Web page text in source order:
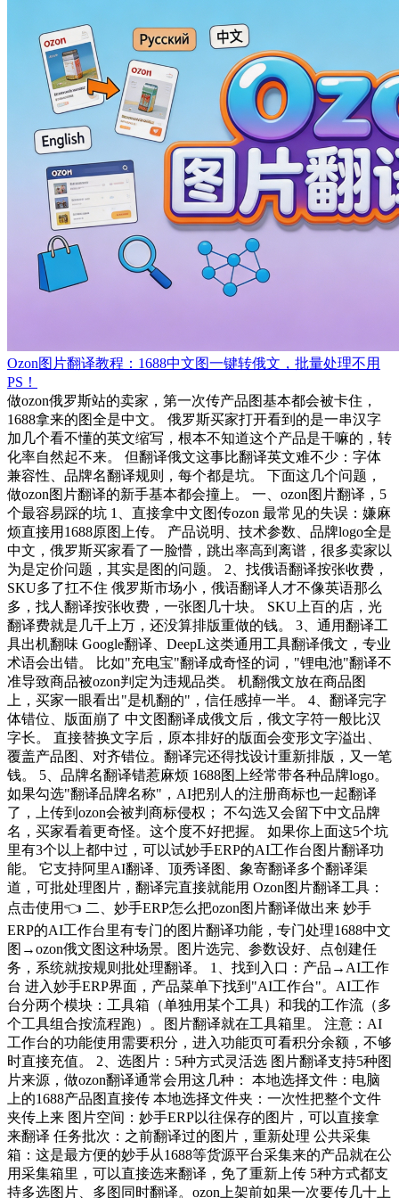
Ozon图片翻译教程：1688中文图一键转俄文，批量处理不用
PS！
做ozon俄罗斯站的卖家，第一次传产品图基本都会被卡住，
1688拿来的图全是中文。 俄罗斯买家打开看到的是一串汉字
加几个看不懂的英文缩写，根本不知道这个产品是干嘛的，转
化率自然起不来。 但翻译俄文这事比翻译英文难不少：字体
兼容性、品牌名翻译规则，每个都是坑。 下面这几个问题，
做ozon图片翻译的新手基本都会撞上。 一、ozon图片翻译，5
个最容易踩的坑 1、直接拿中文图传ozon 最常见的失误：嫌麻
烦直接用1688原图上传。 产品说明、技术参数、品牌logo全是
中文，俄罗斯买家看了一脸懵，跳出率高到离谱，很多卖家以
为是定价问题，其实是图的问题。 2、找俄语翻译按张收费，
SKU多了扛不住 俄罗斯市场小，俄语翻译人才不像英语那么
多，找人翻译按张收费，一张图几十块。 SKU上百的店，光
翻译费就是几千上万，还没算排版重做的钱。 3、通用翻译工
具出机翻味 Google翻译、DeepL这类通用工具翻译俄文，专业
术语会出错。 比如"充电宝"翻译成奇怪的词，"锂电池"翻译不
准导致商品被ozon判定为违规品类。 机翻俄文放在商品图
上，买家一眼看出"是机翻的"，信任感掉一半。 4、翻译完字
体错位、版面崩了 中文图翻译成俄文后，俄文字符一般比汉
字长。 直接替换文字后，原本排好的版面会变形文字溢出、
覆盖产品图、对齐错位。翻译完还得找设计重新排版，又一笔
钱。 5、品牌名翻译错惹麻烦 1688图上经常带各种品牌logo。
如果勾选"翻译品牌名称"，AI把别人的注册商标也一起翻译
了，上传到ozon会被判商标侵权； 不勾选又会留下中文品牌
名，买家看着更奇怪。这个度不好把握。 如果你上面这5个坑
里有3个以上都中过，可以试妙手ERP的AI工作台图片翻译功
能。 它支持阿里AI翻译、顶秀译图、象寄翻译多个翻译渠
道，可批处理图片，翻译完直接就能用 Ozon图片翻译工具：
点击使用👈 二、妙手ERP怎么把ozon图片翻译做出来 妙手
ERP的AI工作台里有专门的图片翻译功能，专门处理1688中文
图→ozon俄文图这种场景。图片选完、参数设好、点创建任
务，系统就按规则批处理翻译。 1、找到入口：产品→AI工作
台 进入妙手ERP界面，产品菜单下找到"AI工作台"。AI工作
台分两个模块：工具箱（单独用某个工具）和我的工作流（多
个工具组合按流程跑）。图片翻译就在工具箱里。 注意：AI
工作台的功能使用需要积分，进入功能页可看积分余额，不够
时直接充值。 2、选图片：5种方式灵活选 图片翻译支持5种图
片来源，做ozon翻译通常会用这几种： 本地选择文件：电脑
上的1688产品图直接传 本地选择文件夹：一次性把整个文件
夹传上来 图片空间：妙手ERP以往保存的图片，可以直接拿
来翻译 任务批次：之前翻译过的图片，重新处理 公共采集
箱：这是最方便的妙手从1688等货源平台采集来的产品就在公
用采集箱里，可以直接选来翻译，免了重新上传 5种方式都支
持多选图片、多图同时翻译。ozon上架前如果一次要传几十上